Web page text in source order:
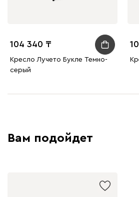
104 340
Кресло Лучето Букле Темно-
серый
Вам подойдет